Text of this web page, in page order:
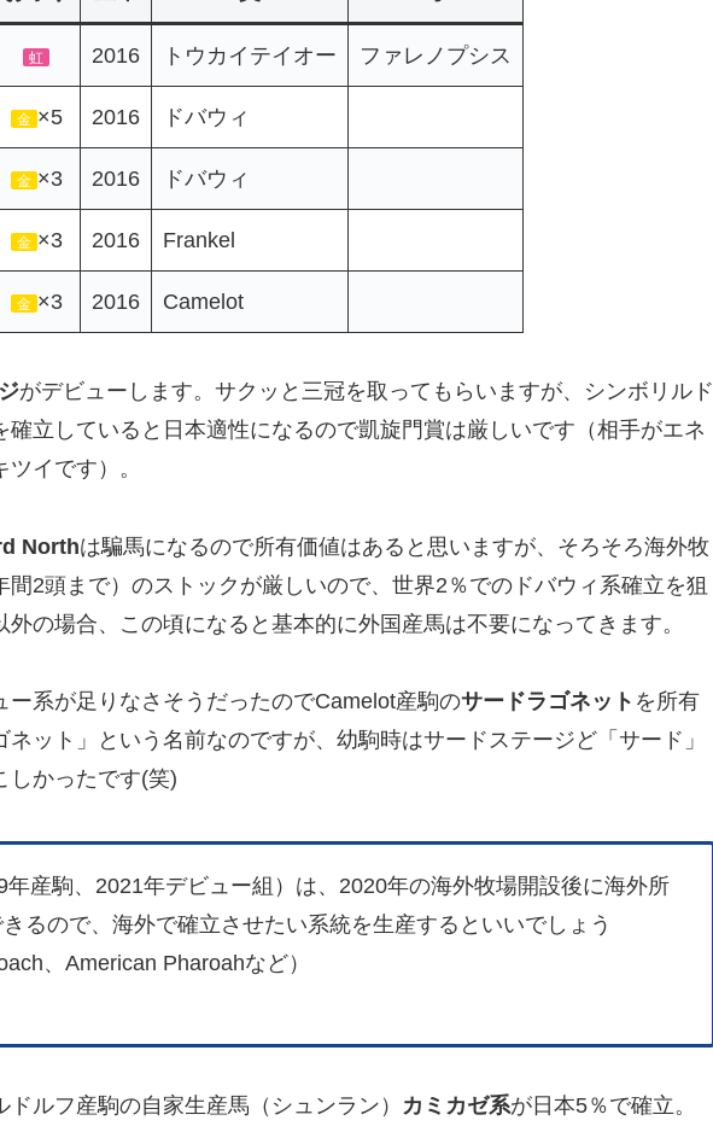
虹 2016 トウカイテイオー ファレノプシス
金 ×5 2016 ドバウィ
金 ×3 2016 ドバウィ
金 ×3 2016 Frankel
金 ×3 2016 Camelot
がデビューします。サクッと三冠を取ってもらいますが、シンボリルド
確立していると日本適性になるので凱旋門賞は厳しいです（相手がエネ
イです）。
Northは騙馬になるので所有価値はあると思いますが、そろそろ海外牧
2頭まで）のストックが厳しいので、世界2％でのドバウィ系確立を狙
外の場合、この頃になると基本的に外国産馬は不要になってきます。
ー系が足りなさそうだったのでCamelot産駒のサードラゴネット を所有
ネット」という名前なのですが、幼駒時はサードステージど「サード」
しかったです(笑)
年産駒、2021年デビュー組）は、2020年の海外牧場開設後に海外所
るので、海外で確立させたい系統を生産するといいでしょう
、American Pharoahなど）
ルフ産駒の自家生産馬（シュンラン） カミカゼ系が日本5％で確立。